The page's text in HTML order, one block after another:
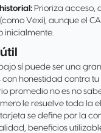
Prioriza acceso,
Vexi), aunque el
inicialmente.
sí puede ser una
honestidad contra
promedio no es no
le resuelve toda la
se define por la
beneficios